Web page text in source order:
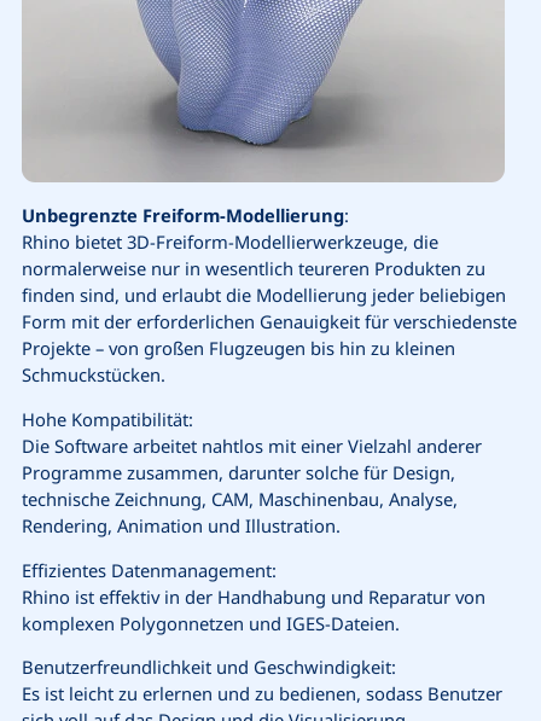
Unbegrenzte Freiform-Modellierung:
Rhino bietet 3D-Freiform-Modellierwerkzeuge, die
normalerweise nur in wesentlich teureren Produkten zu
finden sind, und erlaubt die Modellierung jeder beliebigen
Form mit der erforderlichen Genauigkeit für verschiedenste
Projekte – von großen Flugzeugen bis hin zu kleinen
Schmuckstücken.
Hohe Kompatibilität:
Die Software arbeitet nahtlos mit einer Vielzahl anderer
Programme zusammen, darunter solche für Design,
technische Zeichnung, CAM, Maschinenbau, Analyse,
Rendering, Animation und Illustration.
Effizientes Datenmanagement:
Rhino ist effektiv in der Handhabung und Reparatur von
komplexen Polygonnetzen und IGES-Dateien.
Benutzerfreundlichkeit und Geschwindigkeit:
Es ist leicht zu erlernen und zu bedienen, sodass Benutzer